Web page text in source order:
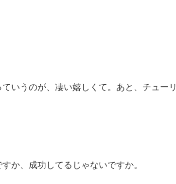
いうのが、凄い嬉しくて。あと、チューリ
か、成功してるじゃないですか。